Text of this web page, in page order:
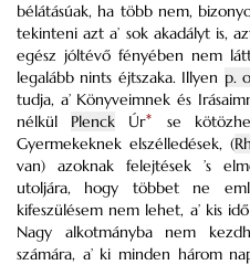
bélátásúak, ha több nem,
tekinteni azt a’ sok akadályt is,
egész jóltévő fényében nem
legalább nints éjtszaka. Illyen p.
tudja, a’ Könyveimnek és
nélkül Plenck Úr* se
Gyermekeknek elszélledések, (
van) azoknak felejtések ’s
utoljára, hogy többet ne
kifeszülésem nem lehet, a’ kis
Nagy alkotmányba nem
számára, a’ ki minden három